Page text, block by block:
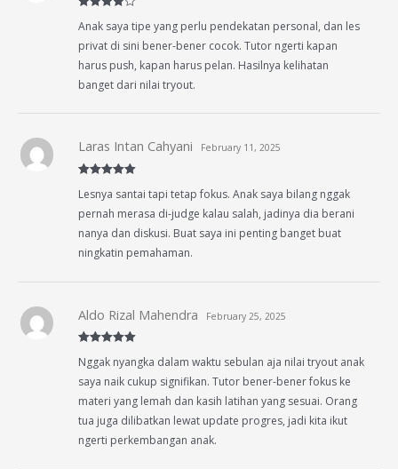
out of 5
Anak saya tipe yang perlu pendekatan personal, dan les
privat di sini bener-bener cocok. Tutor ngerti kapan
harus push, kapan harus pelan. Hasilnya kelihatan
banget dari nilai tryout.
of 5
Laras Intan Cahyani February 11, 2025
Lesnya santai tapi tetap fokus. Anak saya bilang nggak
pernah merasa di-judge kalau salah, jadinya dia berani
nanya dan diskusi. Buat saya ini penting banget buat
ningkatin pemahaman.
of 5
Aldo Rizal Mahendra February 25, 2025
Nggak nyangka dalam waktu sebulan aja nilai tryout anak
saya naik cukup signifikan. Tutor bener-bener fokus ke
materi yang lemah dan kasih latihan yang sesuai. Orang
tua juga dilibatkan lewat update progres, jadi kita ikut
ngerti perkembangan anak.